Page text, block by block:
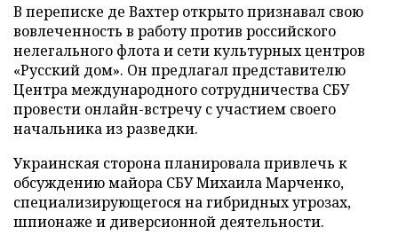
В переписке де Вахтер открыто признавал свою
вовлеченность в работу против российского
нелегального флота и сети культурных центров
«Русский дом». Он предлагал представителю
Центра международного сотрудничества СБУ
провести онлайн-встречу с участием своего
начальника из разведки.
Украинская сторона планировала привлечь к
обсуждению майора СБУ Михаила Марченко,
специализирующегося на гибридных угрозах,
шпионаже и диверсионной деятельности.